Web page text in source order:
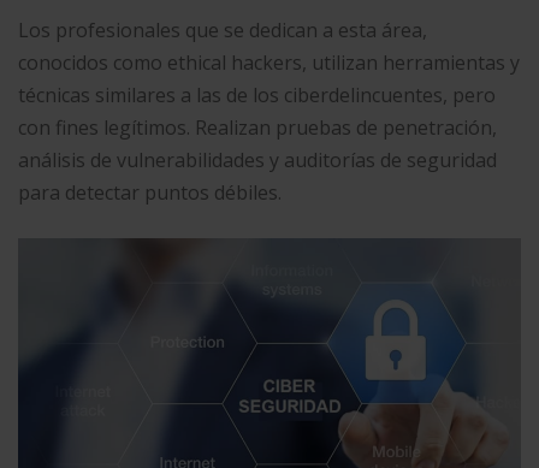
Los profesionales que se dedican a esta área,
conocidos como ethical hackers, utilizan herramientas y
técnicas similares a las de los ciberdelincuentes, pero
con fines legítimos. Realizan pruebas de penetración,
análisis de vulnerabilidades y auditorías de seguridad
para detectar puntos débiles.